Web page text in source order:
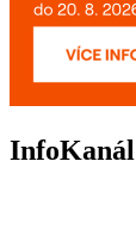
InfoKanál